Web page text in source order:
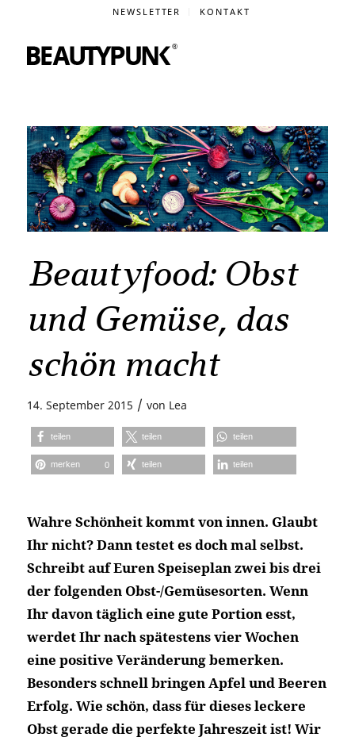
NEWSLETTER KONTAKT
Beautyfood: Obst
und Gemüse, das
schön macht
14. September 2015 / von Lea
teilen teilen teilen
merken 0 teilen teilen
Wahre Schönheit kommt von innen. Glaubt
Ihr nicht? Dann testet es doch mal selbst.
Schreibt auf Euren Speiseplan zwei bis drei
der folgenden Obst-/Gemüsesorten. Wenn
Ihr davon täglich eine gute Portion esst,
werdet Ihr nach spätestens vier Wochen
eine positive Veränderung bemerken.
Besonders schnell bringen Apfel und Beeren
Erfolg. Wie schön, dass für dieses leckere
Obst gerade die perfekte Jahreszeit ist! Wir